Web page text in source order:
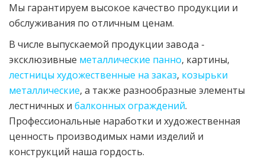
Мы гарантируем высокое качество продукции и
обслуживания по отличным ценам.
В числе выпускаемой продукции завода -
эксклюзивные металлические панно, картины,
лестницы художественные на заказ, козырьки
металлические, а также разнообразные элементы
лестничных и балконных ограждений.
Профессиональные наработки и художественная
ценность производимых нами изделий и
конструкций наша гордость.